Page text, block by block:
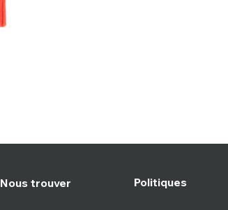
Nous trouver Politiques